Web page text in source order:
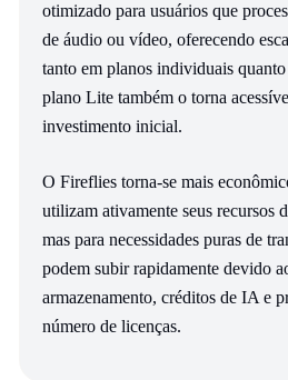
otimizado para usuários que
de áudio ou vídeo, oferecendo
tanto em planos individuais
plano Lite também o torna
investimento inicial.
O Fireflies torna-se mais
utilizam ativamente seus recursos
mas para necessidades puras de
podem subir rapidamente devido
armazenamento, créditos de IA e
número de licenças.